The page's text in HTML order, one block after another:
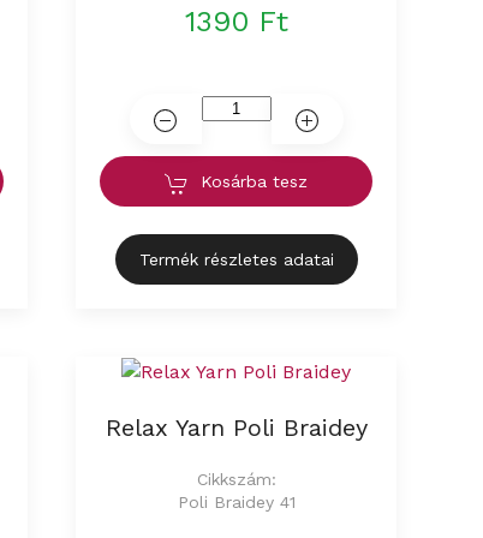
1390 Ft
Kosárba tesz
Termék részletes adatai
Relax Yarn Poli Braidey
Cikkszám:
Poli Braidey 41